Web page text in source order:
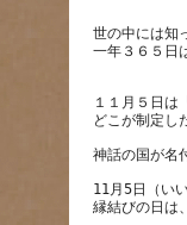
世の中には知
一年３６５日
１１月５日は
11月5日（い